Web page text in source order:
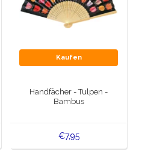
Kaufen
Handfächer - Tulpen -
Bambus
€7,95